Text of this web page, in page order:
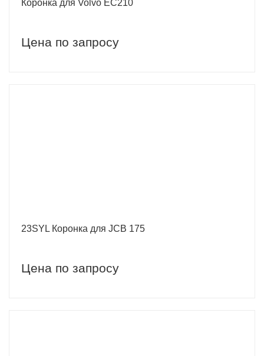
Коронка для Volvo EC210
Цена по запросу
23SYL Коронка для JCB 175
Цена по запросу